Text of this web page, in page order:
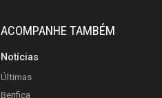
ACOMPANHE TAMBÉM
Notícias
Últimas
Benfica